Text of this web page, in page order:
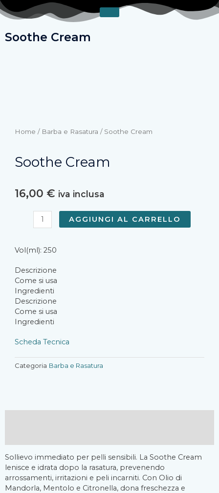
Vai
al
Soothe Cream
Home / Barba e Rasatura / Soothe Cream
Soothe Cream
16,00 € iva inclusa
Cream
AGGIUNGI AL CARRELLO
Vol(ml): 250
Descrizione
Come si usa
Ingredienti
Descrizione
Come si usa
Ingredienti
Scheda Tecnica
Categoria Barba e Rasatura
Sollievo immediato per pelli sensibili. La Soothe Cream
lenisce e idrata dopo la rasatura, prevenendo
arrossamenti, irritazioni e peli incarniti. Con Olio di
Mandorla, Mentolo e Citronella, dona freschezza e